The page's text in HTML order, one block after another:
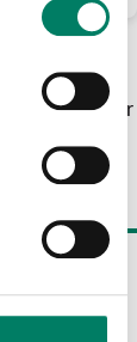
auch vor